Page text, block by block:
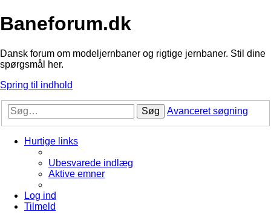
Baneforum.dk
Dansk forum om modeljernbaner og rigtige jernbaner. Stil dine
spørgsmål her.
Spring til indhold
Søg Avanceret søgning
Hurtige links
Ubesvarede indlæg
Aktive emner
Log ind
Tilmeld